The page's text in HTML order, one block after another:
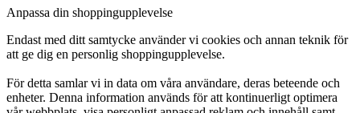
Anpassa din shoppingupplevelse
Endast med ditt samtycke använder vi cookies och annan teknik för
att ge dig en personlig shoppingupplevelse.
För detta samlar vi in data om våra användare, deras beteende och
enheter. Denna information används för att kontinuerligt optimera